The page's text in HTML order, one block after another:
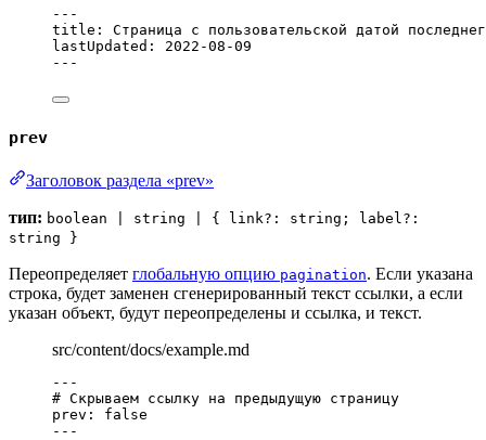
---
title : Страница с пользовательской датой
lastUpdated : 2022-08-09
---
prev
Заголовок раздела «prev»
тип: boolean | string | { link?: string; label?:
string }
Переопределяет глобальную опцию pagination. Если указана
строка, будет заменен сгенерированный текст ссылки, а если
указан объект, будут переопределены и ссылка, и текст.
src/content/docs/example.md
---
# Скрываем ссылку на предыдущую страницу
prev : false
---